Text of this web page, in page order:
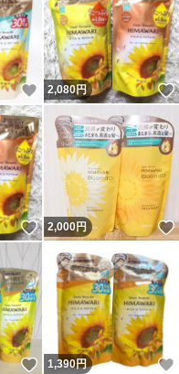
いいね！
2,080円
いいね！
2,000円
いいね！
1,390円